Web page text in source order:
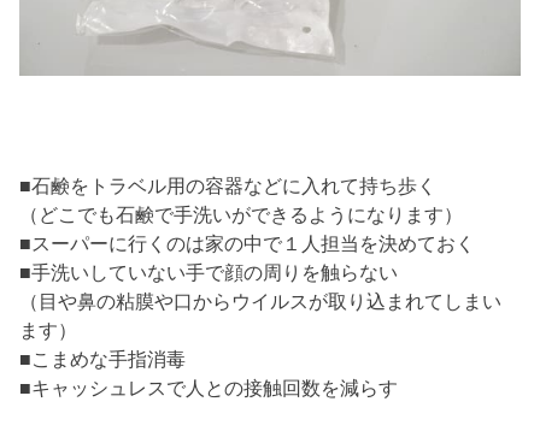
■石鹸をトラベル用の容器などに入れて持ち歩く
（どこでも石鹸で手洗いができるようになります）
■スーパーに行くのは家の中で１人担当を決めておく
■手洗いしていない手で顔の周りを触らない
（目や鼻の粘膜や口からウイルスが取り込まれてしまい
ます）
■こまめな手指消毒
■キャッシュレスで人との接触回数を減らす